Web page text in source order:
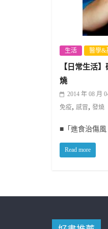
生活 醫學&
【日常生活
燒
2014 年 08 月
免疫, 感冒, 發燒
■「進食治傷
Read more